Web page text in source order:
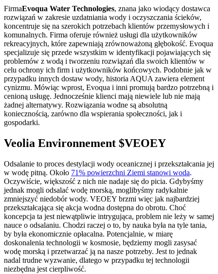
FirmaEvoqua Water Technologies, znana jako wiodący dostawca
rozwiązań w zakresie uzdatniania wody i oczyszczania ścieków,
koncentruje się na szerokich potrzebach klientów przemysłowych i
komunalnych. Firma oferuje również usługi dla użytkowników
rekreacyjnych, które zapewniają zrównoważoną głębokość. Evoqua
specjalizuje się przede wszystkim w identyfikacji pojawiających się
problemów z wodą i tworzeniu rozwiązań dla swoich klientów w
celu ochrony ich firm i użytkowników końcowych. Podobnie jak w
przypadku innych dostaw wody, historia AQUA zawiera element
cynizmu. Mówiąc wprost, Evoqua i inni promują bardzo potrzebną i
cenioną usługę. Jednocześnie klienci mają niewiele lub nie mają
żadnej alternatywy. Rozwiązania wodne są absolutną
koniecznością, zarówno dla wspierania społeczności, jak i
gospodarki.
Veolia Environnement $VEOEY
Odsalanie to proces destylacji wody oceanicznej i przekształcania jej
w wodę pitną. Około 71% powierzchni Ziemi stanowi woda.
Oczywiście, większość z nich nie nadaje się do picia. Gdybyśmy
jednak mogli odsalać wodę morską, moglibyśmy radykalnie
zmniejszyć niedobór wody. VEOEY brzmi więc jak najbardziej
przekształcająca się akcja wodna dostępna do obrotu. Choć
koncepcja ta jest niewątpliwie intrygująca, problem nie leży w samej
nauce o odsalaniu. Chodzi raczej o to, by nauka była na tyle tania,
by była ekonomicznie opłacalna. Potencjalnie, w miarę
doskonalenia technologii w kosmosie, będziemy mogli zasysać
wodę morską i przetwarzać ją na nasze potrzeby. Jest to jednak
nadal trudne wyzwanie, dlatego w przypadku tej technologii
niezbędna jest cierpliwość.